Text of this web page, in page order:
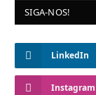
SIGA-NOS!
LinkedIn
Instagram